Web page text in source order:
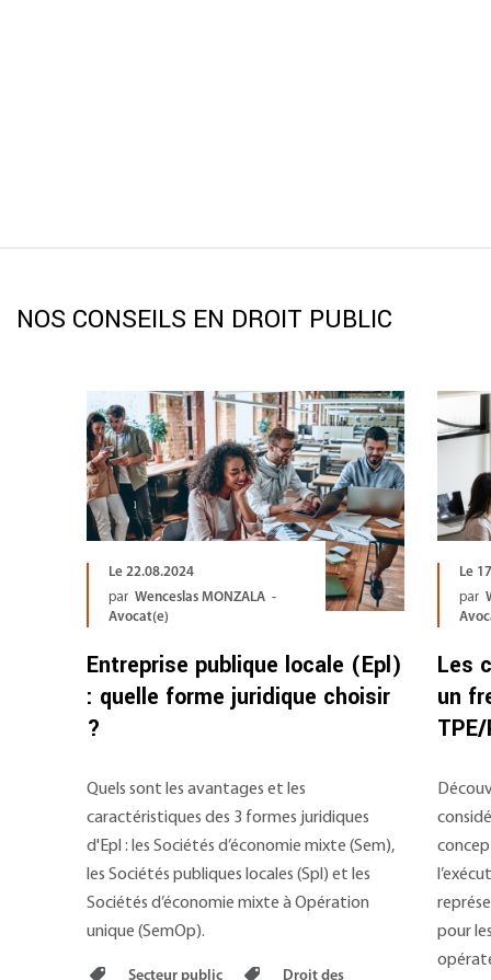
NOS CONSEILS EN DROIT PUBLIC
Le 22.08.2024
par Wenceslas MONZALA -
Avocat(e)
Entreprise publique locale (Epl)
: quelle forme juridique choisir
?
Quels sont les avantages et les
caractéristiques des 3 formes juridiques
d'Epl : les Sociétés d’économie mixte (Sem),
les Sociétés publiques locales (Spl) et les
Sociétés d’économie mixte à Opération
unique (SemOp).
Secteur public
Droit des
Le
par
Les
un
pour